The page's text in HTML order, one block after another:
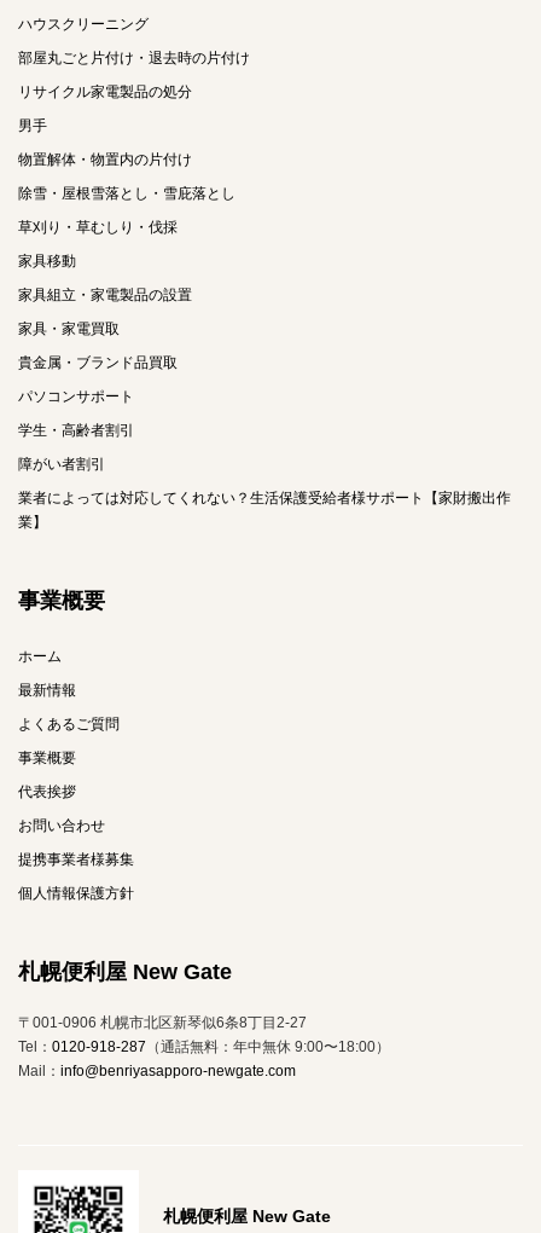
ハウスクリーニング
部屋丸ごと片付け・退去時の片付け
リサイクル家電製品の処分
男手
物置解体・物置内の片付け
除雪・屋根雪落とし・雪庇落とし
草刈り・草むしり・伐採
家具移動
家具組立・家電製品の設置
家具・家電買取
貴金属・ブランド品買取
パソコンサポート
学生・高齢者割引
障がい者割引
業者によっては対応してくれない？生活保護受給者様サポート【家財搬出作
業】
事業概要
ホーム
最新情報
よくあるご質問
事業概要
代表挨拶
お問い合わせ
提携事業者様募集
個人情報保護方針
札幌便利屋 New Gate
〒001-0906 札幌市北区新琴似6条8丁目2-27
Tel： 0120-918-287 （通話無料：年中無休 9:00〜18:00）
Mail： info@benriyasapporo-newgate.com
札幌便利屋 New Gate